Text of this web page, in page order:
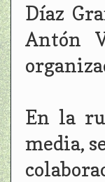
Díaz
Antón
En la
media,